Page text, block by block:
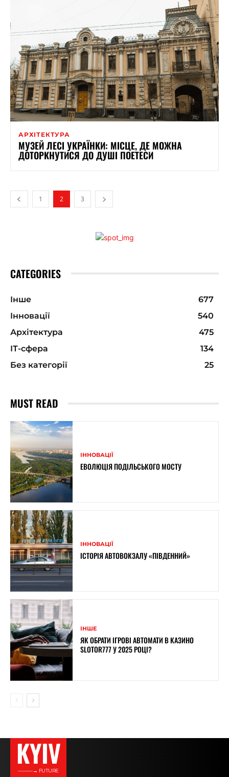
АРХІТЕКТУРА
МУЗЕЙ ЛЕСІ УКРАЇНКИ: МІСЦЕ, ДЕ МОЖНА
ДОТОРКНУТИСЯ ДО ДУШІ ПОЕТЕСИ
1 2 3
CATEGORIES
Інше
677
Інновації
540
Архітектура
475
ІТ-сфера
134
Без категорії
25
MUST READ
ІННОВАЦІЇ
ЕВОЛЮЦІЯ ПОДІЛЬСЬКОГО МОСТУ
ІННОВАЦІЇ
ІСТОРІЯ АВТОВОКЗАЛУ «ПІВДЕННИЙ»
ІНШЕ
ЯК ОБРАТИ ІГРОВІ АВТОМАТИ В КАЗИНО
SLOTOR777 У 2025 РОЦІ?
KYIV
———→ FUTURE